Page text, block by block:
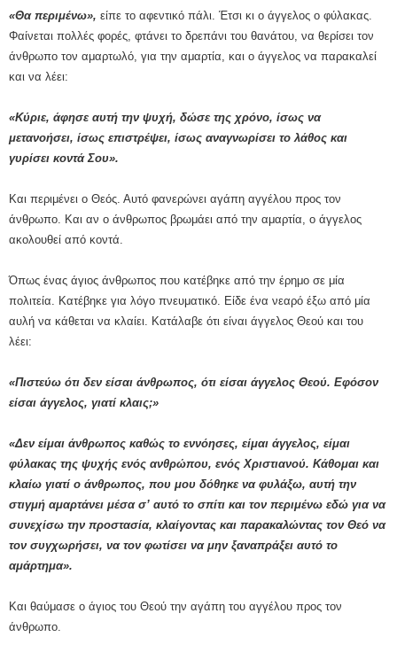
«Θα περιμένω», είπε το αφεντικό πάλι. Έτσι κι ο άγγελος ο φύλακας.
Φαίνεται πολλές φορές, φτάνει το δρεπάνι του θανάτου, να θερίσει τον
άνθρωπο τον αμαρτωλό, για την αμαρτία, και ο άγγελος να παρακαλεί
και να λέει:
«Κύριε, άφησε αυτή την ψυχή, δώσε της χρόνο, ίσως να
μετανοήσει, ίσως επιστρέψει, ίσως αναγνωρίσει το λάθος και
γυρίσει κοντά Σου».
Και περιμένει ο Θεός. Αυτό φανερώνει αγάπη αγγέλου προς τον
άνθρωπο. Και αν ο άνθρωπος βρωμάει από την αμαρτία, ο άγγελος
ακολουθεί από κοντά.
Όπως ένας άγιος άνθρωπος που κατέβηκε από την έρημο σε μία
πολιτεία. Κατέβηκε για λόγο πνευματικό. Είδε ένα νεαρό έξω από μία
αυλή να κάθεται να κλαίει. Κατάλαβε ότι είναι άγγελος Θεού και του
λέει:
«Πιστεύω ότι δεν είσαι άνθρωπος, ότι είσαι άγγελος Θεού. Εφόσον
είσαι άγγελος, γιατί κλαις;»
«Δεν είμαι άνθρωπος καθώς το εννόησες, είμαι άγγελος, είμαι
φύλακας της ψυχής ενός ανθρώπου, ενός Χριστιανού. Κάθομαι και
κλαίω γιατί ο άνθρωπος, που μου δόθηκε να φυλάξω, αυτή την
στιγμή αμαρτάνει μέσα σ’ αυτό το σπίτι και τον περιμένω εδώ για να
συνεχίσω την προστασία, κλαίγοντας και παρακαλώντας τον Θεό να
τον συγχωρήσει, να τον φωτίσει να μην ξαναπράξει αυτό το
αμάρτημα».
Και θαύμασε ο άγιος του Θεού την αγάπη του αγγέλου προς τον
άνθρωπο.